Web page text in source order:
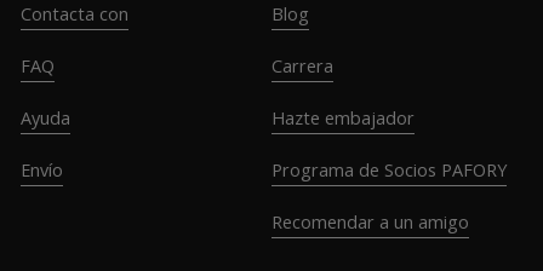
Contacta con
FAQ
Ayuda
Envío
Blog
Carrera
Hazte embajador
Programa de Socios PAFORY
Recomendar a un amigo